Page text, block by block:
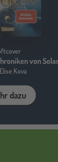
von
Kova
dazu